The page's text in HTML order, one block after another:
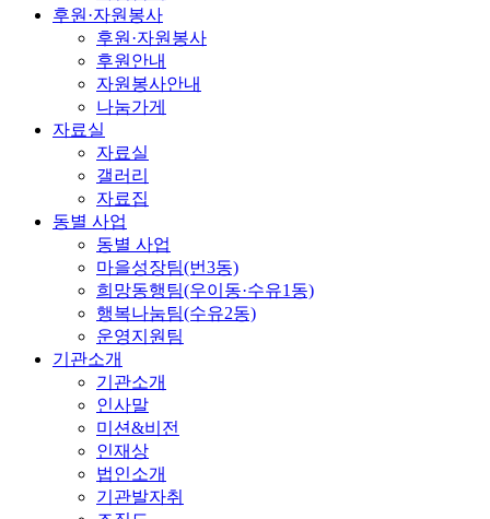
후원·자원봉사
후원·자원봉사
후원안내
자원봉사안내
나눔가게
자료실
자료실
갤러리
자료집
동별 사업
동별 사업
마을성장팀(번3동)
희망동행팀(우이동·수유1동)
행복나눔팀(수유2동)
운영지원팀
기관소개
기관소개
인사말
미션&비전
인재상
법인소개
기관발자취